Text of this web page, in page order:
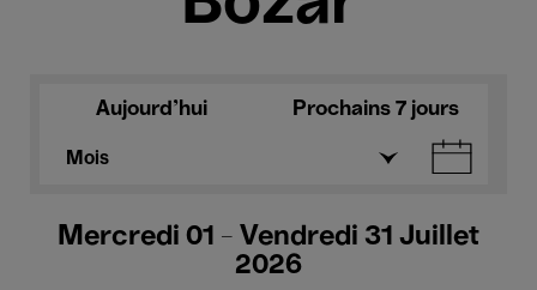
Aujourd'hui Prochains 7 jours
Mois
Mercredi 01 - Vendredi 31 Juillet
2026